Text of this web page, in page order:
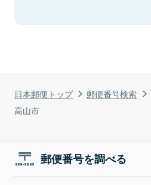
日本郵便トップ 郵便番号検索
高山市
郵便番号を調べる